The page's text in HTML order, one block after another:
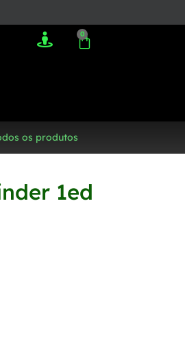
0
os produtos
1ed